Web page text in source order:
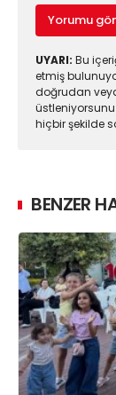
Yorumu
UYARI: Bu
etmiş
doğrudan
hiçbir şekilde
BENZER